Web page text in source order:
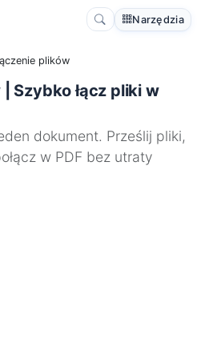
Narzędzia
plików
Szybko łącz pliki w
dokument. Prześlij pliki,
w PDF bez utraty